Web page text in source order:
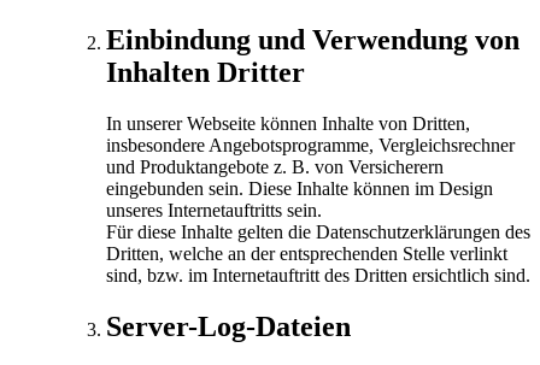
Einbindung und Verwendung von
Inhalten Dritter
In unserer Webseite können Inhalte von Dritten,
insbesondere Angebotsprogramme, Vergleichsrechner
und Produktangebote z. B. von Versicherern
eingebunden sein. Diese Inhalte können im Design
unseres Internetauftritts sein.
Für diese Inhalte gelten die Datenschutzerklärungen des
Dritten, welche an der entsprechenden Stelle verlinkt
sind, bzw. im Internetauftritt des Dritten ersichtlich sind.
Server-Log-Dateien